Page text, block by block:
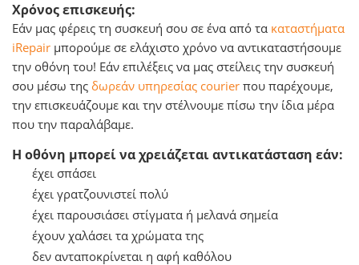
Χρόνος επισκευής:
Εάν μας φέρεις τη συσκευή σου σε ένα από τα καταστήματα
iRepair μπορούμε σε ελάχιστο χρόνο να αντικαταστήσουμε
την οθόνη του! Εάν επιλέξεις να μας στείλεις την συσκευή
σου μέσω της δωρεάν υπηρεσίας courier που παρέχουμε,
την επισκευάζουμε και την στέλνουμε πίσω την ίδια μέρα
που την παραλάβαμε.
Η οθόνη μπορεί να χρειάζεται αντικατάσταση εάν:
έχει σπάσει
έχει γρατζουνιστεί πολύ
έχει παρουσιάσει στίγματα ή μελανά σημεία
έχουν χαλάσει τα χρώματα της
δεν ανταποκρίνεται η αφή καθόλου